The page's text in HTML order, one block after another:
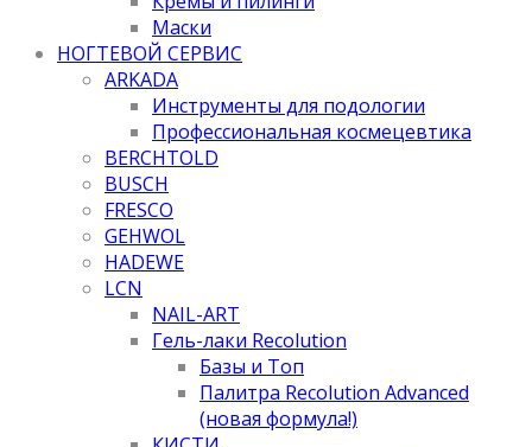
Маски
НОГТЕВОЙ СЕРВИС
ARKADA
Инструменты для подологии
Профессиональная космецевтика
BERCHTOLD
BUSCH
FRESCO
GEHWOL
HADEWE
LCN
NAIL-ART
Гель-лаки Recolution
Базы и Топ
Палитра Recolution Advanced
(новая формула!)